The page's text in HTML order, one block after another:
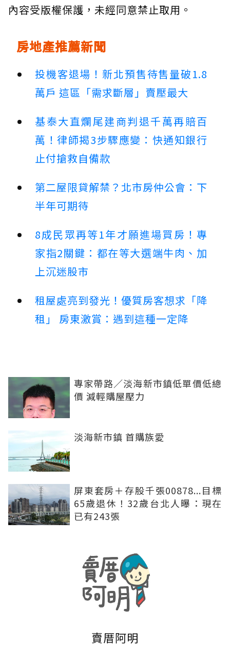
內容受版權保護，未經同意禁止取用。
房地產推薦新聞
投機客退場！新北預售待售量破1.8
萬戶 這區「需求斷層」賣壓最大
基泰大直爛尾建商判退千萬再賠百
萬！律師揭3步驟應變：快通知銀行
止付搶救自備款
第二屋限貸解禁？北市房仲公會：下
半年可期待
8成民眾再等1年才願進場買房！專
家指2關鍵：都在等大選端牛肉、加
上沉迷股市
租屋處亮到發光！優質房客想求「降
租」 房東激賞：遇到這種一定降
專家帶路／淡海新市鎮低單價低總
價 減輕購屋壓力
淡海新市鎮 首購族愛
屏東套房＋存股千張00878...目標
65歲退休！32歲台北人曝：現在
已有243張
賣厝阿明